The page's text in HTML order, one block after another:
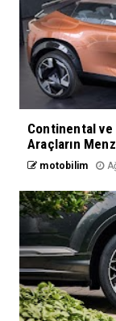
Continental ve
Araçların
motobilim